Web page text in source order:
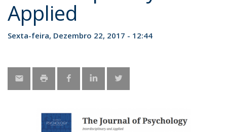
Applied
Sexta-feira, Dezembro 22, 2017 - 12:44